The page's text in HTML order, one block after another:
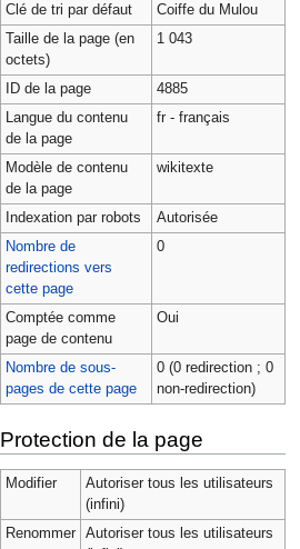
Clé de tri par défaut
Coiffe du Mulou
Taille de la page (en
octets)
1 043
ID de la page
4885
Langue du contenu
de la page
fr - français
Modèle de contenu
de la page
wikitexte
Indexation par robots
Autorisée
Nombre de
redirections vers
cette page
0
Comptée comme
page de contenu
Oui
Nombre de sous-
pages de cette page
0 (0 redirection ; 0
non-redirection)
Protection de la page
Modifier
Autoriser tous les utilisateurs
(infini)
Renommer
Autoriser tous les utilisateurs